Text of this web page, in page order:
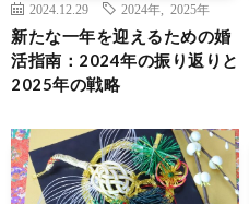
2024.12.29 2024年 2025年
新たな一年を迎えるための婚
活指南：2024年の振り返りと
2025年の戦略